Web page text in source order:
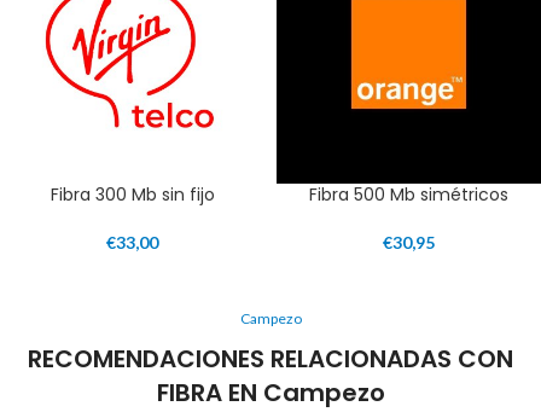
Fibra 300 Mb sin fijo
€33,00
Fibra 500 Mb simétricos
€30,95
Campezo
RECOMENDACIONES RELACIONADAS CON
FIBRA EN Campezo